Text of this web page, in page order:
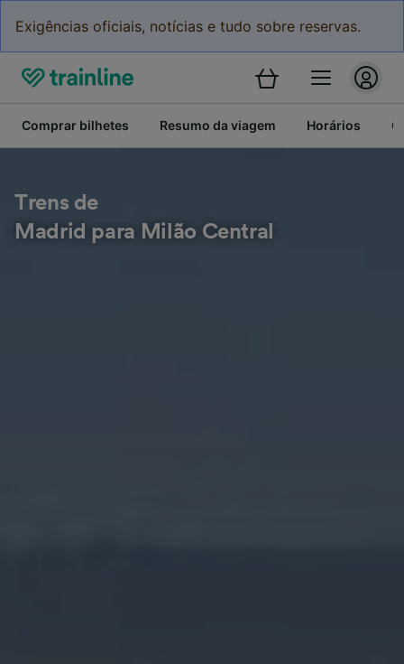
Exigências oficiais, notícias e tudo sobre reservas.
Comprar bilhetes Resumo da viagem Horários
Trens de
Madrid para Milão Central